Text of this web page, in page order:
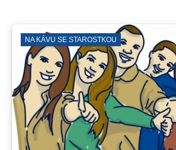
NA KÁVU SE STAROSTKOU